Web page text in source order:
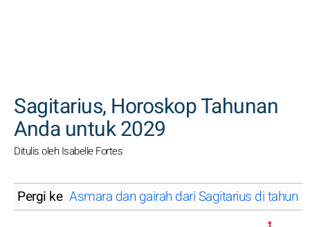
Sagitarius, Horoskop Tahunan
Anda untuk 2029
Ditulis oleh Isabelle Fortes
Pergi ke Asmara dan gairah dari Sagitarius di tahun